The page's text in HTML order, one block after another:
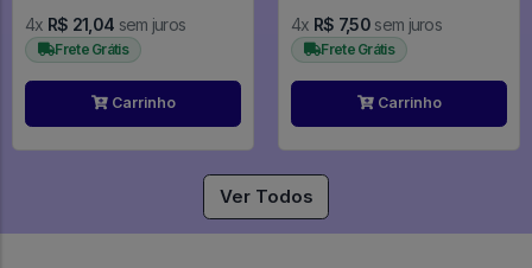
4x R$ 21,04 sem juros
Frete Grátis
Carrinho
4x R$ 7,50 sem juros
Frete Grátis
Carrinho
Ver Todos